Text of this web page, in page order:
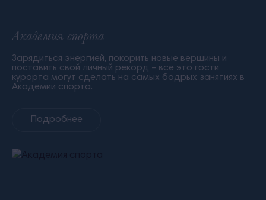
Академия спорта
Зарядиться энергией, покорить новые вершины и
поставить свой личный рекорд – все это гости
курорта могут сделать на самых бодрых занятиях в
Академии спорта.
Подробнее